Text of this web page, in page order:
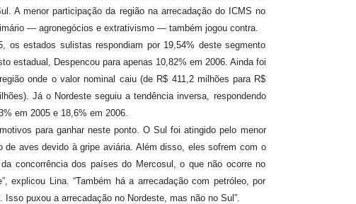
A menor participação da região na arrecadação do ICMS no
— agronegócios e extrativismo — também jogou contra.
os estados sulistas respondiam por 19,54% deste segmento
estadual, Despencou para apenas 10,82% em 2006. Ainda foi
onde o valor nominal caiu (de R$ 411,2 milhões para R$
Já o Nordeste seguiu a tendência inversa, respondendo
em 2005 e 18,6% em 2006.
para ganhar neste ponto. O Sul foi atingido pelo menor
de aves devido à gripe aviária. Além disso, eles sofrem com o
concorrência dos países do Mercosul, o que não ocorre no
explicou Lina. “Também há a arrecadação com petróleo, por
Isso puxou a arrecadação no Nordeste, mas não no Sul”.